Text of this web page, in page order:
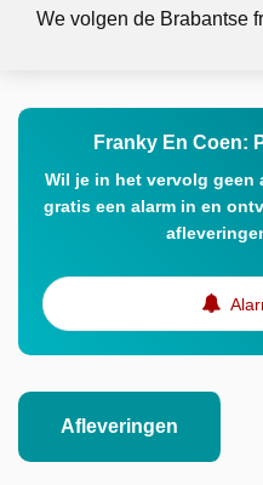
We volgen de Brabantse
Franky En Coen:
Wil je in het vervolg geen
gratis een alarm in en
Afleveringen